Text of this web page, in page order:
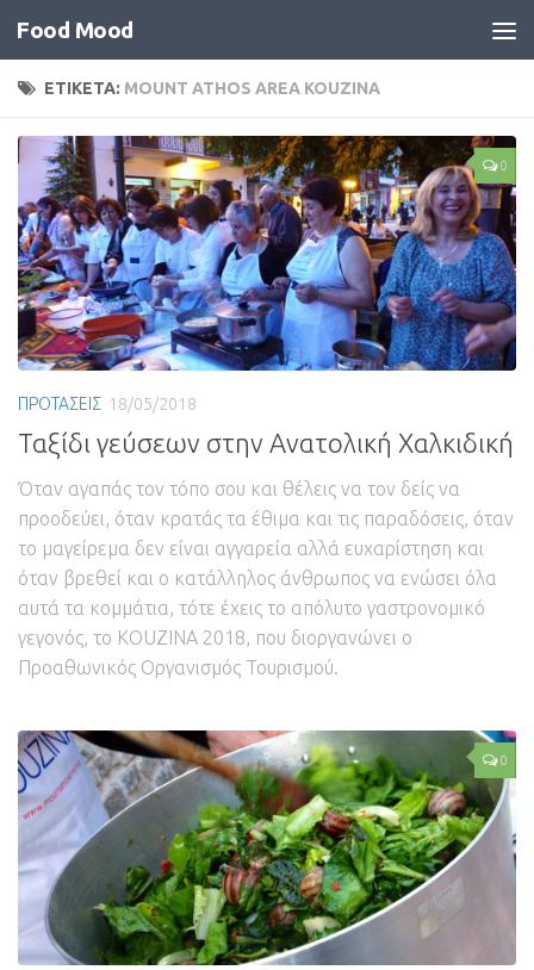
Food Mood
ΕΤΙΚΕΤΑ: MOUNT ATHOS AREA KOUZINA
0
ΠΡΟΤΑΣΕΙΣ 18/05/2018
Ταξίδι γεύσεων στην Ανατολική Χαλκιδική
Όταν αγαπάς τον τόπο σου και θέλεις να τον δείς να
προοδεύει, όταν κρατάς τα έθιμα και τις παραδόσεις, όταν
το μαγείρεμα δεν είναι αγγαρεία αλλά ευχαρίστηση και
όταν βρεθεί και ο κατάλληλος άνθρωπος να ενώσει όλα
αυτά τα κομμάτια, τότε έχεις το απόλυτο γαστρονομικό
γεγονός, το KOUZINA 2018, που διοργανώνει ο
Προαθωνικός Οργανισμός Τουρισμού.
0